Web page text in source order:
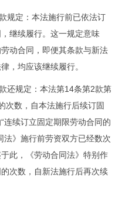
定：本法施行前已依法订
继续履行。这一规定意味
动合同，即便其条款与新法
，均应该继续履行。
规定：本法第14条第2款第
次数，自本法施行后续订固
连续订立固定期限劳动合同的
法》施行前劳资双方已经数次
此，《劳动合同法》特别作
次数，自新法施行后再次续